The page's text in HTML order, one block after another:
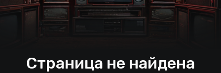
Страница не найдена